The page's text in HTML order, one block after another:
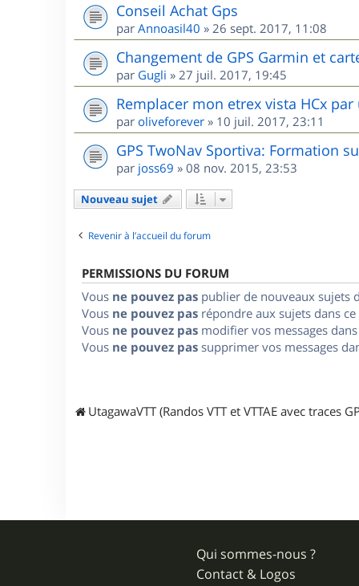
Conseil Achat Gps
par Annoasil40 » 26 sept. 2017, 11:08
Changement de GPS Garmin et
par Gugli » 27 juil. 2017, 19:45
Remplacer mon etrex vista HCx
par oliveforever » 10 juil. 2017, 23:11
GPS TwoNav Sportiva: Formation
par joss69 » 08 nov. 2015, 23:53
Nouveau sujet
Revenir à l’accueil du forum
PERMISSIONS DU FORUM
Vous ne pouvez pas publier de nouveaux sujets
Vous ne pouvez pas répondre aux sujets dans
Vous ne pouvez pas modifier vos messages
Vous ne pouvez pas supprimer vos messages
UtagawaVTT (Randos VTT et VTTAE avec traces
Qui sommes-nous ?
Contact & Logos